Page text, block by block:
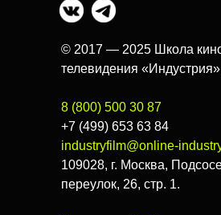
© 2017 — 2025 Школа
телевидения
8 (800) 500 30 87
+7 (499) 653 63 84
industryfilm@online-
109028, г. Москва,
переулок, 26, стр. 1.